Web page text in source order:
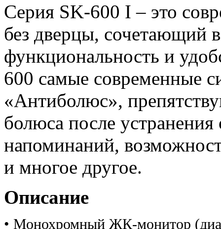
Серия SK-600 I – это
без дверцы, сочетающий
функциональность и
600 самые современные
«Антиболюс»,
болюса после
напоминаний,
и многое другое.
Описание
• Монохромный ЖК-монитор